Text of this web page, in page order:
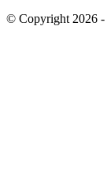
© Copyright 2026 -